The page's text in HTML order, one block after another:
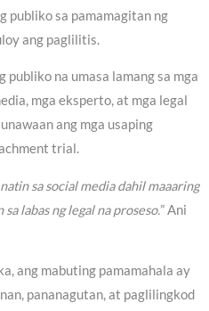
publiko sa pamamagitan ng
ang paglilitis.
publiko na umasa lamang sa mga
mga eksperto, at mga legal
ang mga usaping
trial.
sa social media dahil maaaring
labas ng legal na proseso.” Ani
ang mabuting pamamahala ay
pananagutan, at paglilingkod